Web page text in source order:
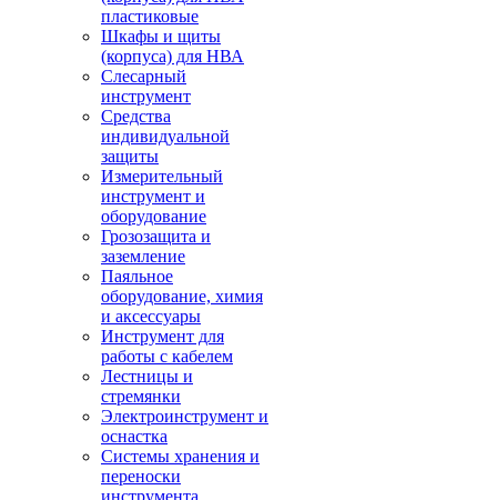
пластиковые
Шкафы и щиты
(корпуса) для НВА
Слесарный
инструмент
Средства
индивидуальной
защиты
Измерительный
инструмент и
оборудование
Грозозащита и
заземление
Паяльное
оборудование, химия
и аксессуары
Инструмент для
работы с кабелем
Лестницы и
стремянки
Электроинструмент и
оснастка
Системы хранения и
переноски
инструмента